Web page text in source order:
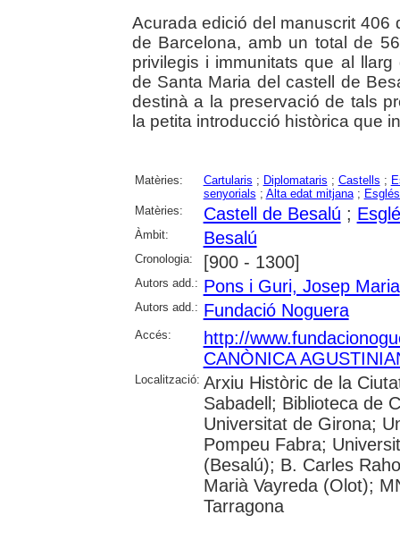
Acurada edició del manuscrit 406
de Barcelona, amb un total de
privilegis i immunitats que al
de Santa Maria del castell de
destinà a la preservació de tals
la petita introducció històrica que
Matèries: Cartularis ; Diplomataris ; Castells ;
senyorials ; Alta edat mitjana;
Matèries:
Castell de Besalú ;
Àmbit: Besalú
Cronologia: [900 - 1300]
Autors add.: Pons i Guri, Josep Maria
Autors add.: Fundació Noguera
Accés:
http://
CANÒNICA
Localització: Arxiu Històric de la
Sabadell; Biblioteca de
Universitat de Girona;
Pompeu Fabra;
(Besalú); B. Carles
Marià Vayreda (Olot);
Tarragona